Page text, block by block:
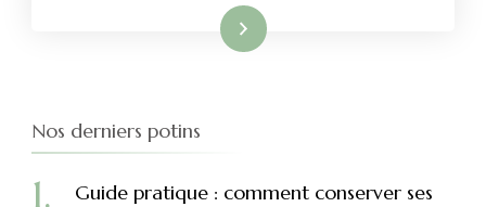
Lire la suite
Nos derniers potins
Guide pratique : comment conserver ses